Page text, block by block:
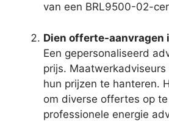
van een BRL9500-02-
Dien offerte-aanvragen
Een gepersonaliseerd
prijs.
hun prijzen te hanteren.
om diverse offertes op
professionele energie